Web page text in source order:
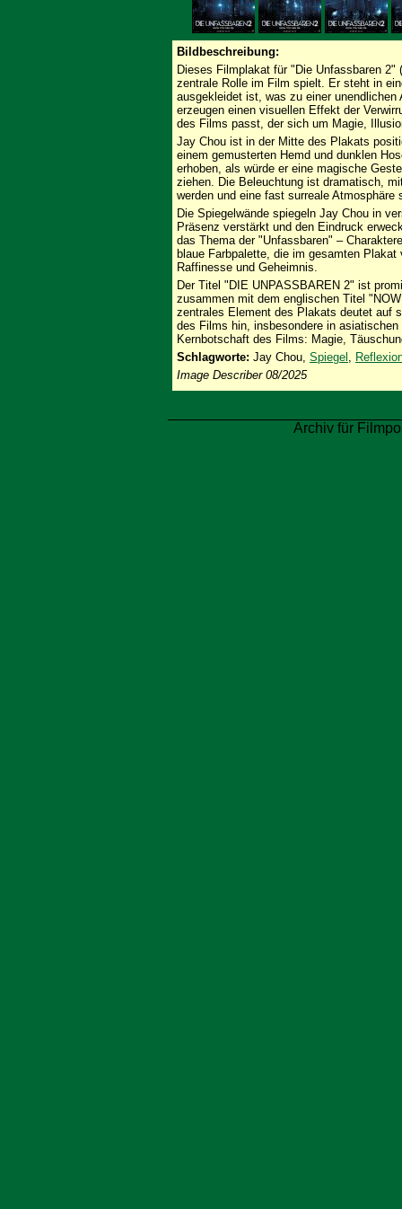
Bildbeschreibung:
Dieses Filmplakat für "Die Unfassbaren
zentrale Rolle im Film spielt. Er steht in
ausgekleidet ist, was zu einer
erzeugen einen visuellen Effekt der
des Films passt, der sich um Magie,
Jay Chou ist in der Mitte des Plakats
einem gemusterten Hemd und dunklen
erhoben, als würde er eine magische
ziehen. Die Beleuchtung ist dramatisch,
werden und eine fast surreale Atmosphäre
Die Spiegelwände spiegeln Jay Chou in
Präsenz verstärkt und den Eindruck
das Thema der "Unfassbaren" –
blaue Farbpalette, die im gesamten
Raffinesse und Geheimnis.
Der Titel "DIE UNPASSBAREN 2" ist
zusammen mit dem englischen Titel
zentrales Element des Plakats deutet auf
des Films hin, insbesondere in
Kernbotschaft des Films: Magie,
Schlagworte: Jay Chou, Spiegel ,
Image Describer 08/2025
Archiv für